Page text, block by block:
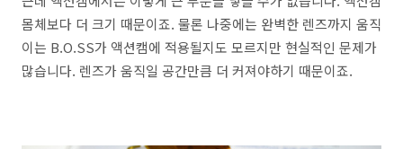
몸체보다 더 크기 때문이죠. 물론 나중에는 완벽한 렌즈까지 움직
이는 B.O.SS가 액션캠에 적용될지도 모르지만 현실적인 문제가
많습니다. 렌즈가 움직일 공간만큼 더 커져야하기 때문이죠.